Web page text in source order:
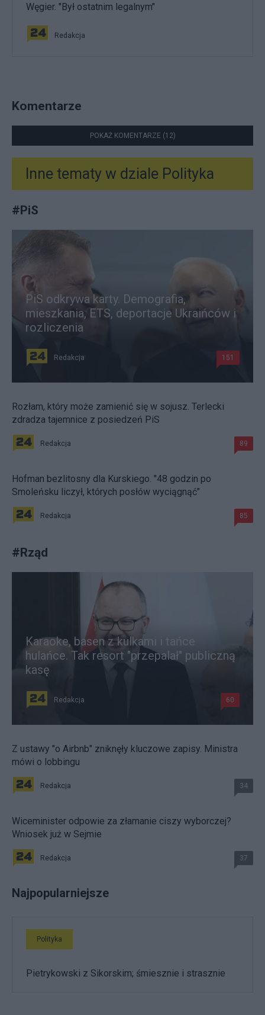
Węgier. "Był ostatnim legalnym"
Redakcja
Komentarze
POKAŻ KOMENTARZE (12)
Inne tematy w dziale Polityka
#PiS
PiS odkrywa karty. Demografia,
mieszkania, ETS, deportacje Ukraińców i
rozliczenia
Redakcja 151
Rozłam, który może zamienić się w sojusz. Terlecki
zdradza tajemnice z posiedzeń PiS
Redakcja 89
Hofman bezlitosny dla Kurskiego. "48 godzin po
Smoleńsku liczył, których posłów wyciągnąć"
Redakcja 85
#Rząd
Karaoke, basen z kulkami i tańce
hulańce. Tak resort "przepalał" publiczną
kasę
Redakcja 60
Z ustawy "o Airbnb" zniknęły kluczowe zapisy. Ministra
mówi o lobbingu
Redakcja 34
Wiceminister odpowie za złamanie ciszy wyborczej?
Wniosek już w Sejmie
Redakcja 37
Najpopularniejsze
Polityka
Pietrykowski z Sikorskim; śmiesznie i strasznie